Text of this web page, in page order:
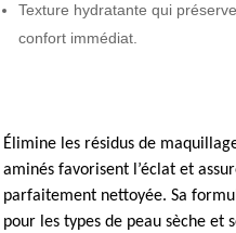
Texture hydratante qui
confort immédiat.
Élimine les résidus de
aminés favorisent l’éclat et
parfaitement nettoyée. Sa
pour les types de peau sèche et